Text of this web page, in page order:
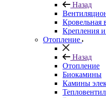
Назад
Кровельная
Крепления
Отопление
Назад
Отопление
Биокамины
Камины